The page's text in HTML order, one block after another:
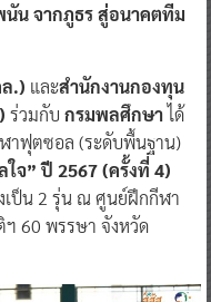
นัน จากภูธร สู่อนาคตทีม
.) และสำนักงานกองทุน
ร่วมกับ กรมพลศึกษาได้
าฟุตซอล (ระดับพื้นฐาน)
ใจ” ปี 2567 (ครั้งที่ 4)
เป็น 2 รุ่น ณ ศูนย์ฝึกกีฬา
60 พรรษา จังหวัด